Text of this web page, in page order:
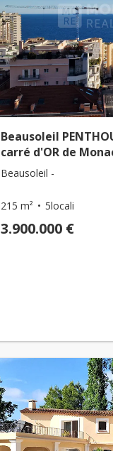
Beausoleil
carré d'OR de
Beausoleil -
215 m² 5locali
3.900.000 €